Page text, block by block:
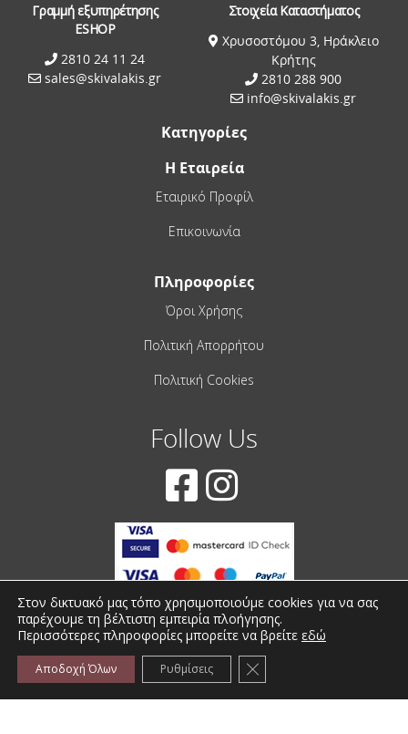
Γραμμή εξυπηρέτησης
ESHOP
2810 24 11 24
sales@skivalakis.gr
Στοιχεία Καταστήματος
Χρυσοστόμου 3, Ηράκλειο
Κρήτης
2810 288 900
info@skivalakis.gr
Κατηγορίες
Η Εταιρεία
Εταιρικό Προφίλ
Επικοινωνία
Πληροφορίες
Όροι Χρήσης
Πολιτική Απορρήτου
Πολιτική Cookies
Follow Us
© 2001-2022 – All Rights Reserved
Στον δικτυακό μας τόπο χρησιμοποιούμε cookies για να σας
παρέχουμε τη βέλτιστη εμπειρία πλοήγησης.
Περισσότερες πληροφορίες μπορείτε να βρείτε εδώ
Αποδοχή Όλων Ρυθμίσεις Κλείσιμο του Cookie